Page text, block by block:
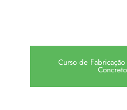
Curso de
Concreto